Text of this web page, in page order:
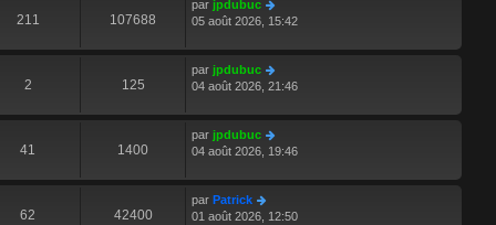
211 107688
par jpdubuc
05 août 2026, 15:42
2 125
par jpdubuc
04 août 2026, 21:46
41 1400
par jpdubuc
04 août 2026, 19:46
62 42400
par Patrick
01 août 2026, 12:50